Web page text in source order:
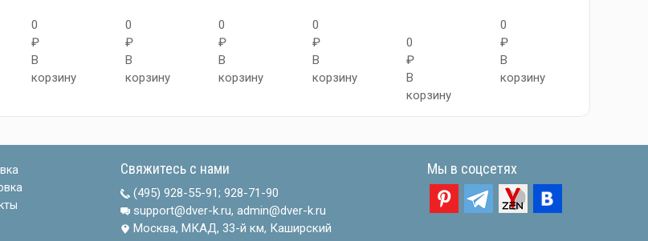
0
₽
В
корзину
0
₽
В
корзину
0
₽
В
корзину
0
₽
В
корзину
0
₽
В
корзину
0
₽
В
корзину
Свяжитесь с нами
(495) 928-55-91; 928-71-90
support@dver-k.ru, admin@dver-k.ru
Москва, МКАД, 33-й км, Каширский
Мы в соцсетях